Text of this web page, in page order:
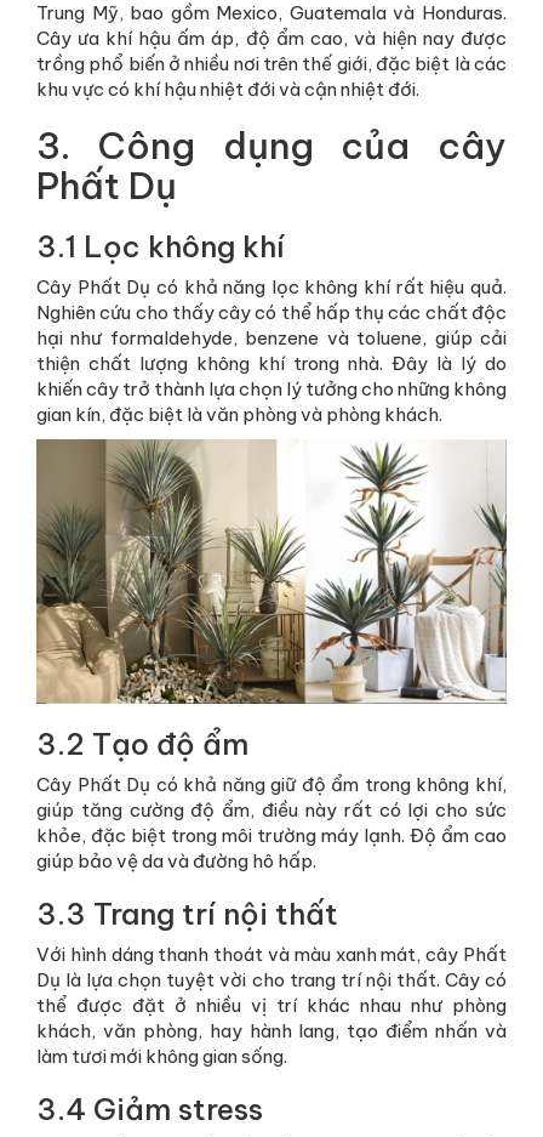
Trung Mỹ, bao gồm Mexico, Guatemala và Honduras.
Cây ưa khí hậu ấm áp, độ ẩm cao, và hiện nay được
trồng phổ biến ở nhiều nơi trên thế giới, đặc biệt là các
khu vực có khí hậu nhiệt đới và cận nhiệt đới.
3. Công dụng của cây
Phất Dụ
3.1 Lọc không khí
Cây Phất Dụ có khả năng lọc không khí rất hiệu quả.
Nghiên cứu cho thấy cây có thể hấp thụ các chất độc
hại như formaldehyde, benzene và toluene, giúp cải
thiện chất lượng không khí trong nhà. Đây là lý do
khiến cây trở thành lựa chọn lý tưởng cho những không
gian kín, đặc biệt là văn phòng và phòng khách.
3.2 Tạo độ ẩm
Cây Phất Dụ có khả năng giữ độ ẩm trong không khí,
giúp tăng cường độ ẩm, điều này rất có lợi cho sức
khỏe, đặc biệt trong môi trường máy lạnh. Độ ẩm cao
giúp bảo vệ da và đường hô hấp.
3.3 Trang trí nội thất
Với hình dáng thanh thoát và màu xanh mát, cây Phất
Dụ là lựa chọn tuyệt vời cho trang trí nội thất. Cây có
thể được đặt ở nhiều vị trí khác nhau như phòng
khách, văn phòng, hay hành lang, tạo điểm nhấn và
làm tươi mới không gian sống.
3.4 Giảm stress